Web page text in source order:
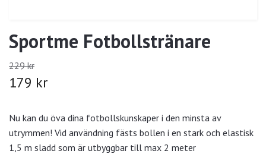
Sportme Fotbollstränare
229 kr
179 kr
Nu kan du öva dina fotbollskunskaper i den minsta av
utrymmen! Vid användning fästs bollen i en stark och elastisk
1,5 m sladd som är utbyggbar till max 2 meter